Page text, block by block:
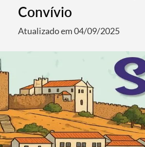
Convívio
Atualizado em 04/09/2025